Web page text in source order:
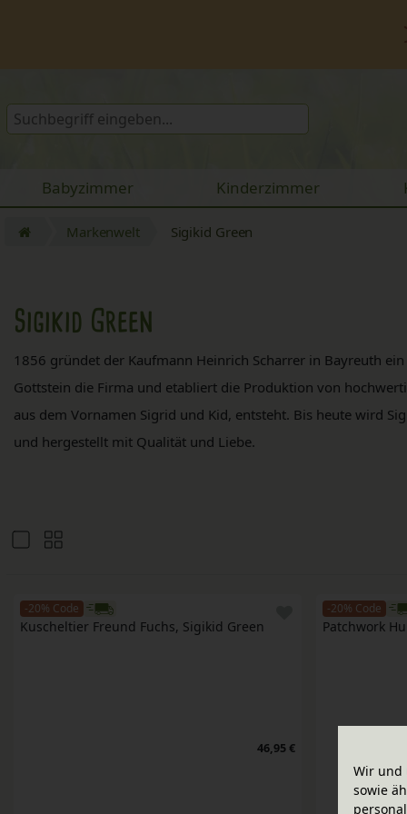
Babyzimmer Kinderzimmer
Markenwelt Sigikid Green
Sigikid Green
1856 gründet der Kaufmann Heinrich Scharrer in Bayreuth
Gottstein die Firma und etabliert die Produktion von
aus dem Vornamen Sigrid und Kid, entsteht. Bis heute wird
und hergestellt mit Qualität und Liebe.
-20% Code
Kuscheltier Freund Fuchs, Sigikid Green
46,95 €
-20% Code
Patchwork
Wir und
sowie